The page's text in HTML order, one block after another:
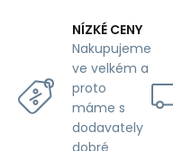
NÍZKÉ CENY
Nakupujeme
ve velkém a
proto
máme s
dodavately
dobré